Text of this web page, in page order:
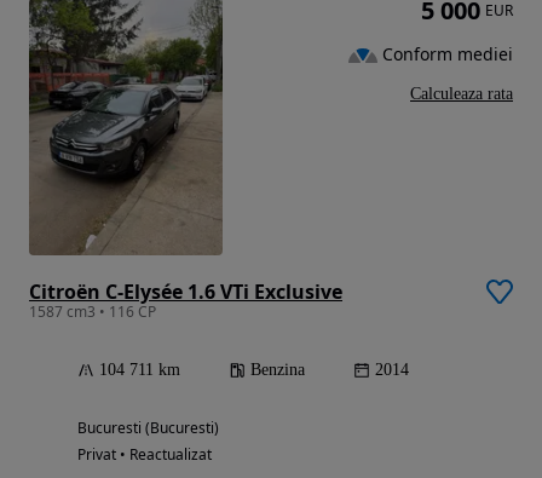
Citroën C-Elysée 1.6 VTi Exclusive
1587 cm3 • 116 CP
104 711 km Benzina 2014
Bucuresti (Bucuresti)
Privat • Reactualizat
5 000 EUR
Conform mediei
Calculeaza rata